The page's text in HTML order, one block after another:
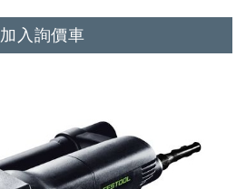
加入詢價車